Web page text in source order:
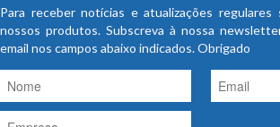
Para receber notícias e atualizações
nossos produtos. Subscreva à nossa
email nos campos abaixo indicados. Obrigado